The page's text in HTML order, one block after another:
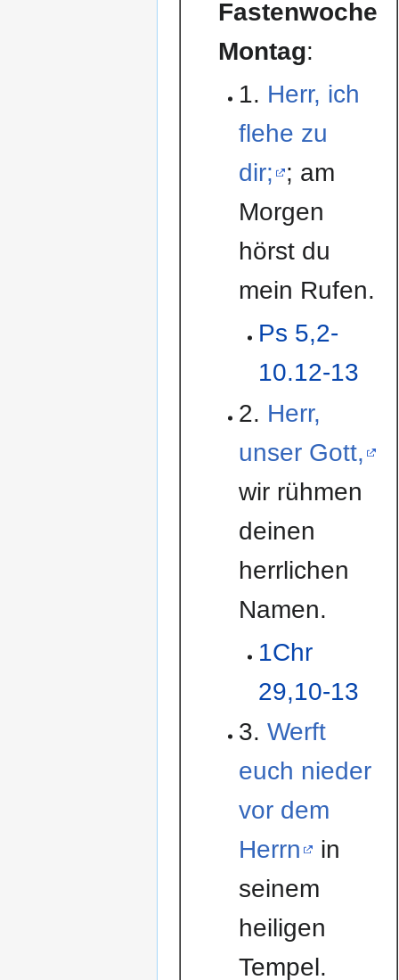
Fastenwoche
Montag:
1. Herr, ich
flehe zu
dir; ; am
Morgen
hörst du
mein Rufen.
Ps 5,2-
10.12-13
2. Herr,
unser Gott,
wir rühmen
deinen
herrlichen
Namen.
1Chr
29,10-13
3. Werft
euch nieder
vor dem
Herrn
in
seinem
heiligen
Tempel.